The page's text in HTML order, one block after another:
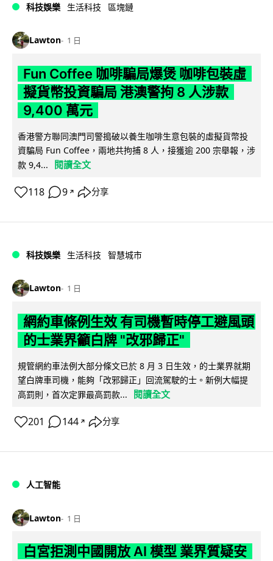
科技娛樂 生活科技 區塊鏈
Lawton 1 日
Fun Coffee 咖啡騙局爆煲 咖啡包裝虛
擬貨幣投資騙局 港澳警拘 8 人涉款
9,400 萬元
香港警方聯同澳門司警搗破以養生咖啡生意包裝的虛擬貨幣投
資騙局 Fun Coffee，兩地共拘捕 8 人，接獲逾 200 宗舉報，涉
款 9,4...
閱讀全文
118 9 ↗ 分享
科技娛樂 生活科技 智慧城市
Lawton 1 日
網約車條例生效 有司機暫時停工避風頭
的士業界籲白牌 "改邪歸正"
規管網約車法例大部分條文已於 8 月 3 日生效，的士業界就期
望白牌車司機，能夠「改邪歸正」回流駕駛的士。新例大幅提
高罰則，首次定罪最高罰款...
閱讀全文
201 144 ↗ 分享
人工智能
Lawton 1 日
白宮拒測中國開放 AI 模型 業界質疑安